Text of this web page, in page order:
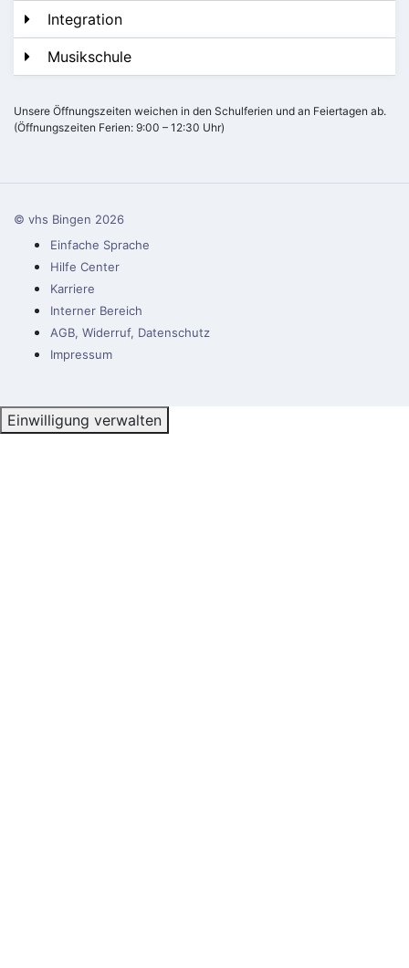
Integration
Musikschule
Unsere Öffnungszeiten weichen in den Schulferien und an Feiertagen ab.
(Öffnungszeiten Ferien: 9:00 – 12:30 Uhr)
© vhs Bingen 2026
Einfache Sprache
Hilfe Center
Karriere
Interner Bereich
AGB, Widerruf, Datenschutz
Impressum
Einwilligung verwalten